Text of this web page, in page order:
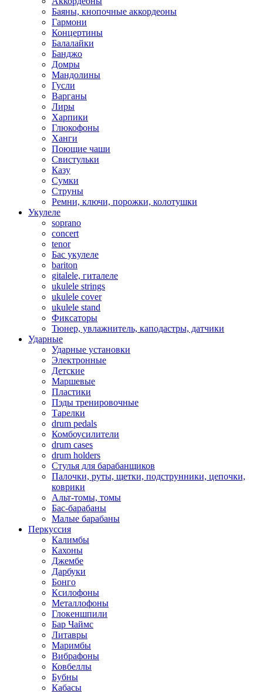
Баяны, кнопочные аккордеоны
Гармони
Концертины
Балалайки
Банджо
Домры
Мандолины
Гусли
Варганы
Лиры
Харпики
Глюкофоны
Ханги
Поющие чаши
Свистульки
Казу
Сумки
Струны
Ремни, ключи, порожки, колотушки
Укулеле
soprano
concert
tenor
Бас укулеле
bariton
gitalele, гиталеле
ukulele strings
ukulele cover
ukulele stand
Фиксаторы
Тюнер, увлажнитель, каподастры, датчики
Ударные
Ударные установки
Электронные
Детские
Маршевые
Пластики
Пэды тренировочные
Тарелки
drum pedals
Комбоусилители
drum cases
drum holders
Стулья для барабанщиков
Палочки, руты, щетки, подструнники, цепочки,
коврики
Альт-томы, томы
Бас-барабаны
Малые барабаны
Перкуссия
Калимбы
Кахоны
Джембе
Дарбуки
Бонго
Ксилофоны
Металлофоны
Глокеншпили
Бар Чаймс
Литавры
Маримбы
Вибрафоны
Ковбеллы
Бубны
Кабасы